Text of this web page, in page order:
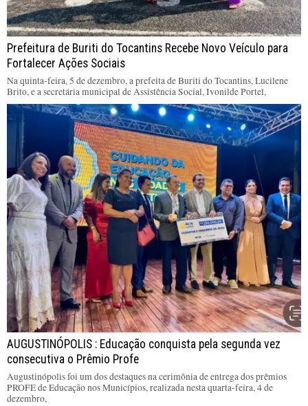
Prefeitura de Buriti do Tocantins Recebe Novo Veículo para
Fortalecer Ações Sociais
Na quinta-feira, 5 de dezembro, a prefeita de Buriti do Tocantins, Lucilene
Brito, e a secretária municipal de Assistência Social, Ivonilde Portel,
AUGUSTINÓPOLIS : Educação conquista pela segunda vez
consecutiva o Prêmio Profe
Augustinópolis foi um dos destaques na cerimônia de entrega dos prêmios
PROFE de Educação nos Municípios, realizada nesta quarta-feira, 4 de
dezembro,